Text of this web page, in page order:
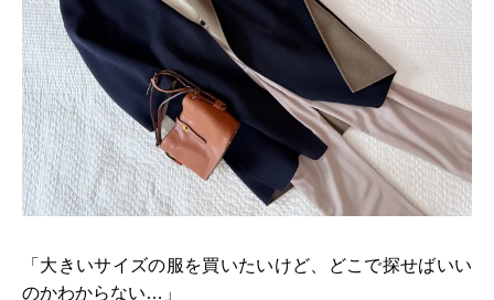
「大きいサイズの服を買いたいけど、どこで探せばいい
のかわからない…」